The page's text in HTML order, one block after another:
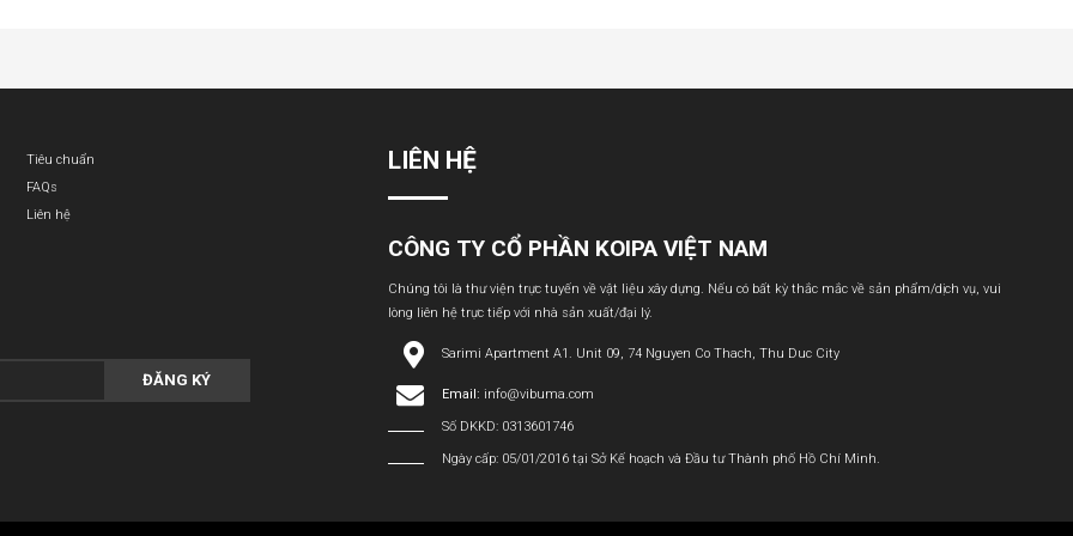
Tiêu chuẩn
FAQs
Liên hệ
ĐĂNG KÝ
LIÊN HỆ
CÔNG TY CỔ PHẦN KOIPA VIỆT NAM
Chúng tôi là thư viện trực tuyến về vật liệu xây dựng. Nếu có bất kỳ thắc mắc về sản phẩm/dịch vụ, vui
lòng liên hệ trực tiếp với nhà sản xuất/đại lý.
Sarimi Apartment A1. Unit 09, 74 Nguyen Co Thach, Thu Duc City
Email: info@vibuma.com
Số DKKD: 0313601746
Ngày cấp: 05/01/2016 tại Sở Kế hoạch và Đầu tư Thành phố Hồ Chí Minh.